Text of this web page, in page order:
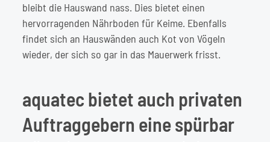
bleibt die Hauswand nass. Dies bietet einen
hervorragenden Nährboden für Keime. Ebenfalls
findet sich an Hauswänden auch Kot von Vögeln
wieder, der sich so gar in das Mauerwerk frisst.
aquatec bietet auch privaten
Auftraggebern eine spürbar